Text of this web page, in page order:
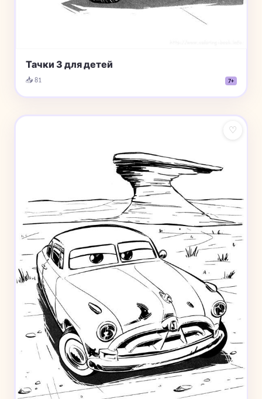
Тачки 3 для детей
📥 81 7+
♡